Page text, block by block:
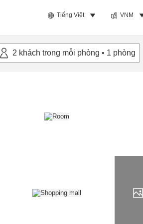
Tiếng Việt VNM
2 khách trong mỗi phòng • 1 phòng